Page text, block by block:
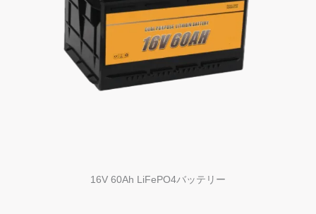
16V 60Ah LiFePO4バッテリー